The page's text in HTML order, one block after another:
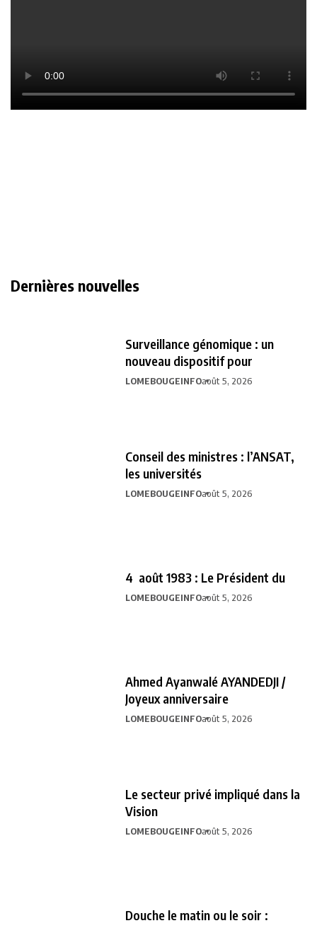
Dernières nouvelles
Surveillance génomique : un
nouveau dispositif pour
LOMEBOUGEINFOaoût 5, 2026
Conseil des ministres : l’ANSAT,
les universités
LOMEBOUGEINFOaoût 5, 2026
4 août 1983 : Le Président du
LOMEBOUGEINFOaoût 5, 2026
Ahmed Ayanwalé AYANDEDJI /
Joyeux anniversaire
LOMEBOUGEINFOaoût 5, 2026
Le secteur privé impliqué dans la
Vision
LOMEBOUGEINFOaoût 5, 2026
Douche le matin ou le soir :